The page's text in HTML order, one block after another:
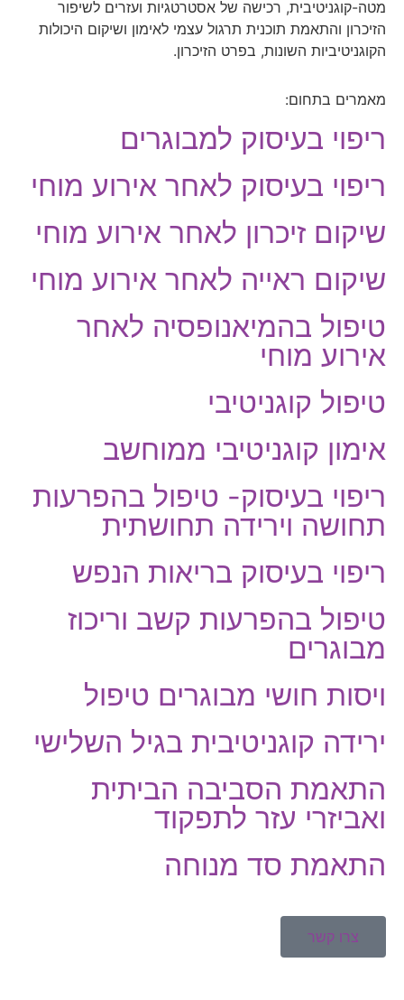
מטה-קוגניטיבית, רכישה של אסטרטגיות ועזרים לשיפור
הזיכרון והתאמת תוכנית תרגול עצמי לאימון ושיקום היכולות
הקוגניטיביות השונות, בפרט הזיכרון.
מאמרים בתחום:
ריפוי בעיסוק למבוגרים
ריפוי בעיסוק לאחר אירוע מוחי
שיקום זיכרון לאחר אירוע מוחי
שיקום ראייה לאחר אירוע מוחי
טיפול בהמיאנופסיה לאחר
אירוע מוחי
טיפול קוגניטיבי
אימון קוגניטיבי ממוחשב
ריפוי בעיסוק- טיפול בהפרעות
תחושה וירידה תחושתית
ריפוי בעיסוק בריאות הנפש
טיפול בהפרעות קשב וריכוז
מבוגרים
ויסות חושי מבוגרים טיפול
ירידה קוגניטיבית בגיל השלישי
התאמת הסביבה הביתית
ואביזרי עזר לתפקוד
התאמת סד מנוחה
צרו קשר